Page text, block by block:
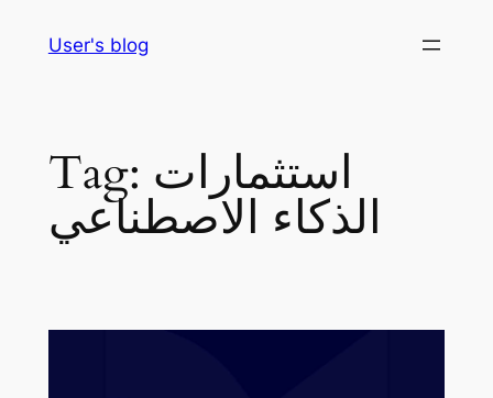
User's blog
Tag: استثمارات
الذكاء الاصطناعي